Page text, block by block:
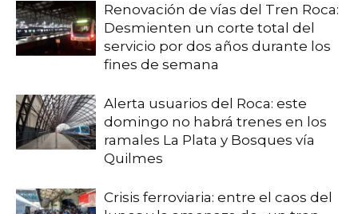
Renovación de vías del Tren Roca:
Desmienten un corte total del
servicio por dos años durante los
fines de semana
Alerta usuarios del Roca: este
domingo no habrá trenes en los
ramales La Plata y Bosques vía
Quilmes
Crisis ferroviaria: entre el caos del